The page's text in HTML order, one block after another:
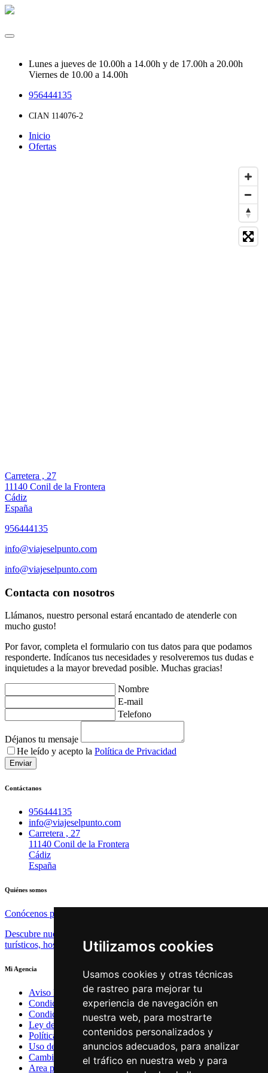
Utilizamos cookies
Usamos cookies y otras técnicas
de rastreo para mejorar tu
experiencia de navegación en
nuestra web, para mostrarte
contenidos personalizados y
anuncios adecuados, para analizar
el tráfico en nuestra web y para
Lunes a jueves de 10.00h a 14.00h y de 17.00h a 20.00h
Viernes de 10.00 a 14.00h
956444135
CIAN 114076-2
Inicio
Ofertas
Carretera , 27
11140 Conil de la Frontera
Cádiz
España
956444135
info@viajeselpunto.com
info@viajeselpunto.com
Contacta con nosotros
Llámanos, nuestro personal estará encantado de atenderle con
mucho gusto!
Por favor, completa el formulario con tus datos para que podamos
responderte. Indícanos tus necesidades y resolveremos tus dudas e
inquietudes a la mayor brevedad posible. Muchas gracias!
Nombre
E-mail
Telefono
Déjanos tu mensaje
He leído y acepto la Política de Privacidad
Enviar
Contáctanos
956444135
info@viajeselpunto.com
Carretera , 27
11140 Conil de la Frontera
Cádiz
España
Quiénes somos
Conócenos pinchando aquí
Descubre nuestras recomendaciones para hoteles, complejos
turísticos, hostales, vacaciones, paquetes de viajes, y mucho más!
Mi Agencia
Aviso legal
Condiciones de uso
Condiciones Generales
Ley de Viajes Combinados
Política de privacidad
Uso de cookies
Cambiar preferencias de cookies
Area privada